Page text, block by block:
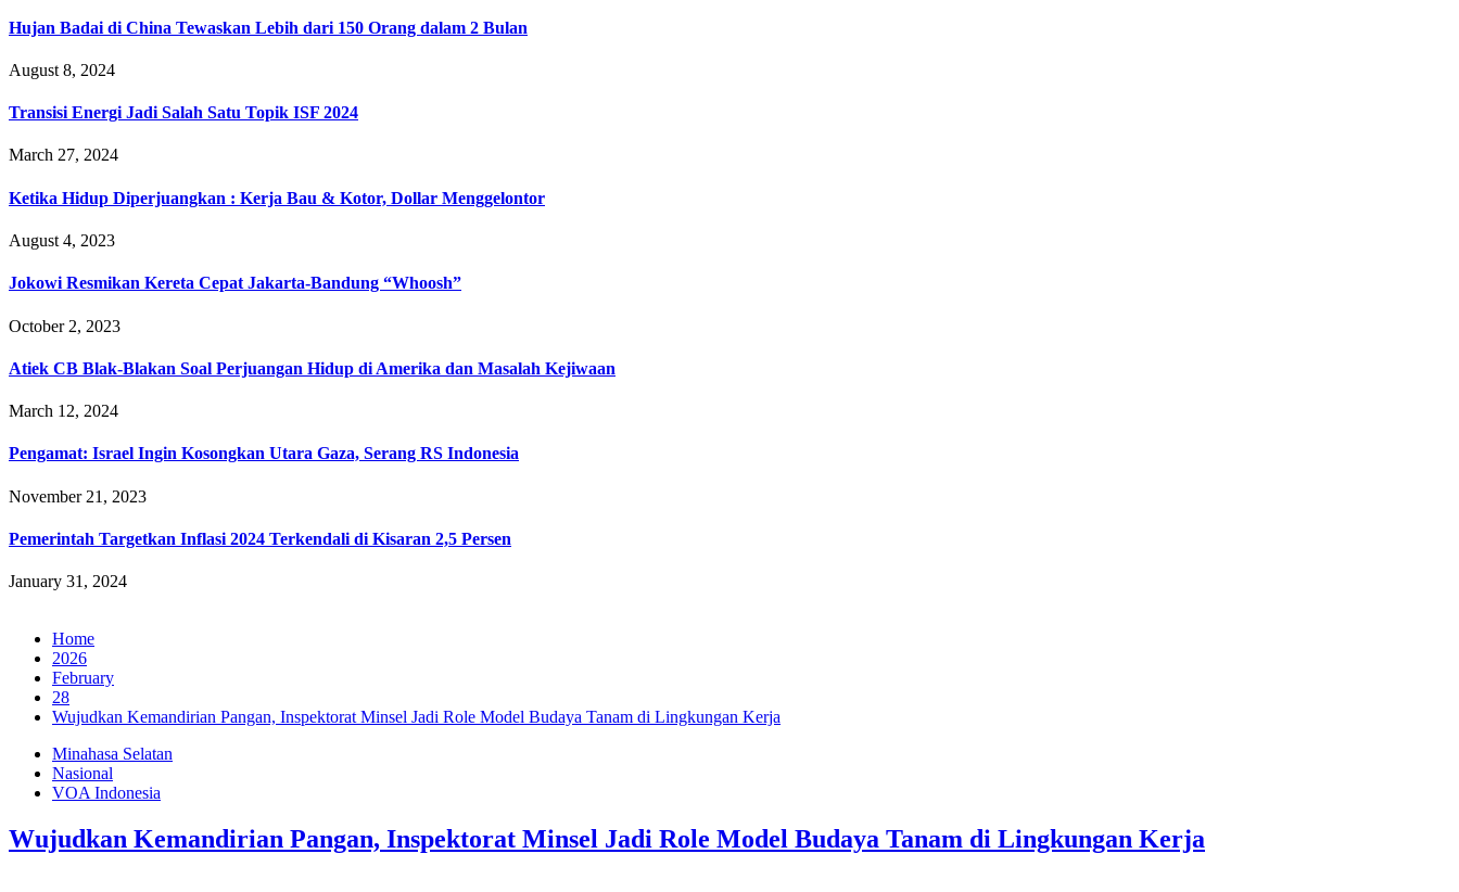
Hujan Badai di China Tewaskan Lebih dari 150 Orang dalam 2 Bulan
August 8, 2024
Transisi Energi Jadi Salah Satu Topik ISF 2024
March 27, 2024
Ketika Hidup Diperjuangkan : Kerja Bau & Kotor, Dollar Menggelontor
August 4, 2023
Jokowi Resmikan Kereta Cepat Jakarta-Bandung “Whoosh”
October 2, 2023
Atiek CB Blak-Blakan Soal Perjuangan Hidup di Amerika dan Masalah Kejiwaan
March 12, 2024
Pengamat: Israel Ingin Kosongkan Utara Gaza, Serang RS Indonesia
November 21, 2023
Pemerintah Targetkan Inflasi 2024 Terkendali di Kisaran 2,5 Persen
January 31, 2024
Home
2026
February
28
‎Wujudkan Kemandirian Pangan, Inspektorat Minsel Jadi Role Model Budaya Tanam di Lingkungan Kerja
Minahasa Selatan
Nasional
VOA Indonesia
‎Wujudkan Kemandirian Pangan, Inspektorat Minsel Jadi Role Model Budaya Tanam di Lingkungan Kerja